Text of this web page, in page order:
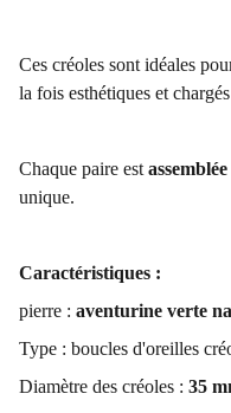
Ces créoles sont idéales
la fois esthétiques et
Chaque paire est
unique.
Caractéristiques :
pierre : aventurine verte
Type : boucles d'oreilles
Diamètre des créoles : 35